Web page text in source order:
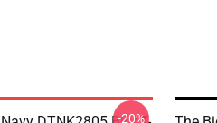
-20%